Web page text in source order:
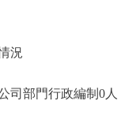
況
部門行政編制0人